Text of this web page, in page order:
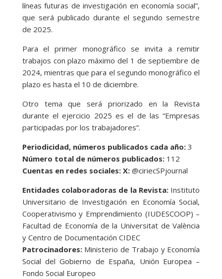
líneas futuras de investigación en economía social”,
que será publicado durante el segundo semestre
de 2025.
Para el primer monográfico se invita a remitir
trabajos con plazo máximo del 1 de septiembre de
2024, mientras que para el segundo monográfico el
plazo es hasta el 10 de diciembre.
Otro tema que será priorizado en la Revista
durante el ejercicio 2025 es el de las “Empresas
participadas por los trabajadores”.
Periodicidad, números publicados cada año:3
Número total de números publicados:112
Cuentas en redes sociales: X:@ciriecSPjournal
Entidades colaboradoras de la Revista:Instituto
Universitario de Investigación en Economía Social,
Cooperativismo y Emprendimiento (IUDESCOOP) –
Facultad de Economía de la Universitat de València
y Centro de Documentación CIDEC
Patrocinadores:Ministerio de Trabajo y Economía
Social del Gobierno de España, Unión Europea –
Fondo Social Europeo